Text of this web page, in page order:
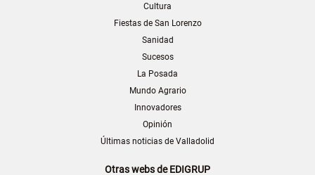
Cultura
Fiestas de San Lorenzo
Sanidad
Sucesos
La Posada
Mundo Agrario
Innovadores
Opinión
Últimas noticias de Valladolid
Otras webs de EDIGRUP